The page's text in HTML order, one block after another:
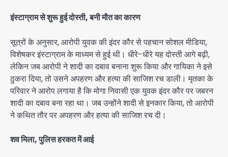
इंस्टाग्राम से शुरू हुई दोस्ती, बनी मौत का कारण
सूत्रों के अनुसार, आरोपी युवक की इंदर कौर से पहचान सोशल मीडिया,
विशेषकर इंस्टाग्राम के माध्यम से हुई थी। धीरे-धीरे यह दोस्ती आगे बढ़ी,
लेकिन जब आरोपी ने शादी का दबाव बनाना शुरू किया और गायिका ने इसे
ठुकरा दिया, तो उसने अपहरण और हत्या की साजिश रच डाली। मृतका के
परिवार ने आरोप लगाया है कि मोगा निवासी एक युवक इंदर कौर पर जबरन
शादी का दबाव बना रहा था। जब उन्होंने शादी से इनकार किया, तो आरोपी
ने कथित तौर पर अपहरण और हत्या की साजिश रच दी।
शव मिला, पुलिस हरकत में आई